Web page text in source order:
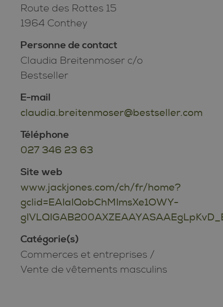
Route des Rottes 15
1964 Conthey
Personne de contact
Claudia Breitenmoser c/o
Bestseller
E-mail
claudia.breitenmoser@bestseller.com
Téléphone
027 346 23 63
Site web
www.jackjones.com/ch/fr/home?
gclid=EAIaIQobChMImsXe1OWY-
Catégorie(s)
Commerces et entreprises /
Vente de vêtements masculins